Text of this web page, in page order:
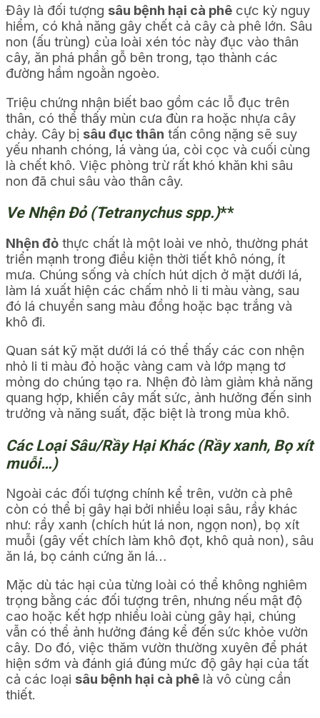
Đây là đối tượng sâu bệnh hại cà phê cực kỳ nguy
hiểm, có khả năng gây chết cả cây cà phê lớn. Sâu
non (ấu trùng) của loài xén tóc này đục vào thân
cây, ăn phá phần gỗ bên trong, tạo thành các
đường hầm ngoằn ngoèo.
Triệu chứng nhận biết bao gồm các lỗ đục trên
thân, có thể thấy mùn cưa đùn ra hoặc nhựa cây
chảy. Cây bị sâu đục thân tấn công nặng sẽ suy
yếu nhanh chóng, lá vàng úa, còi cọc và cuối cùng
là chết khô. Việc phòng trừ rất khó khăn khi sâu
non đã chui sâu vào thân cây.
Ve Nhện Đỏ (Tetranychus spp.)**
Nhện đỏ thực chất là một loài ve nhỏ, thường phát
triển mạnh trong điều kiện thời tiết khô nóng, ít
mưa. Chúng sống và chích hút dịch ở mặt dưới lá,
làm lá xuất hiện các chấm nhỏ li ti màu vàng, sau
đó lá chuyển sang màu đồng hoặc bạc trắng và
khô đi.
Quan sát kỹ mặt dưới lá có thể thấy các con nhện
nhỏ li ti màu đỏ hoặc vàng cam và lớp mạng tơ
mỏng do chúng tạo ra. Nhện đỏ làm giảm khả năng
quang hợp, khiến cây mất sức, ảnh hưởng đến sinh
trưởng và năng suất, đặc biệt là trong mùa khô.
Các Loại Sâu/Rầy Hại Khác (Rầy xanh, Bọ xít
muỗi…)
Ngoài các đối tượng chính kể trên, vườn cà phê
còn có thể bị gây hại bởi nhiều loại sâu, rầy khác
như: rầy xanh (chích hút lá non, ngọn non), bọ xít
muỗi (gây vết chích làm khô đọt, khô quả non), sâu
ăn lá, bọ cánh cứng ăn lá…
Mặc dù tác hại của từng loài có thể không nghiêm
trọng bằng các đối tượng trên, nhưng nếu mật độ
cao hoặc kết hợp nhiều loài cùng gây hại, chúng
vẫn có thể ảnh hưởng đáng kể đến sức khỏe vườn
cây. Do đó, việc thăm vườn thường xuyên để phát
hiện sớm và đánh giá đúng mức độ gây hại của tất
cả các loại sâu bệnh hại cà phê là vô cùng cần
thiết.